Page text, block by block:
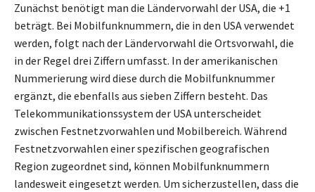
Zunächst benötigt man die Ländervorwahl der USA, die +1
beträgt. Bei Mobilfunknummern, die in den USA verwendet
werden, folgt nach der Ländervorwahl die Ortsvorwahl, die
in der Regel drei Ziffern umfasst. In der amerikanischen
Nummerierung wird diese durch die Mobilfunknummer
ergänzt, die ebenfalls aus sieben Ziffern besteht. Das
Telekommunikationssystem der USA unterscheidet
zwischen Festnetzvorwahlen und Mobilbereich. Während
Festnetzvorwahlen einer spezifischen geografischen
Region zugeordnet sind, können Mobilfunknummern
landesweit eingesetzt werden. Um sicherzustellen, dass die